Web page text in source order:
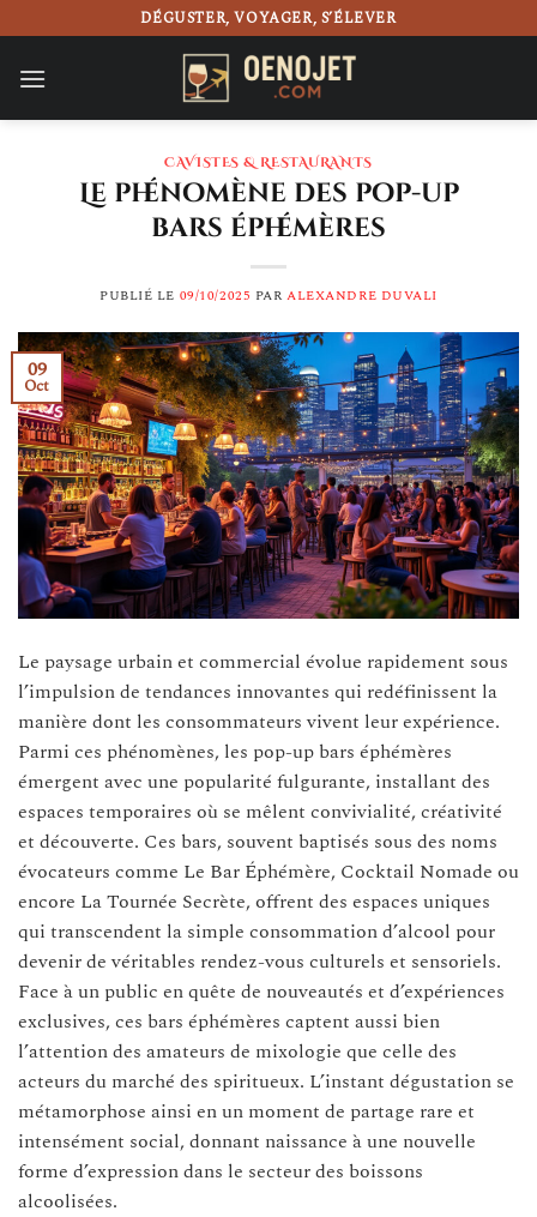
au
contenu
DÉGUSTER, VOYAGER, S’ÉLEVER
CAVISTES & RESTAURANTS
Le phénomène des pop-up
bars éphémères
PUBLIÉ LE 09/10/2025 PARALEXANDRE DUVALI
09
Oct
Le paysage urbain et commercial évolue rapidement sous
l’impulsion de tendances innovantes qui redéfinissent la
manière dont les consommateurs vivent leur expérience.
Parmi ces phénomènes, les pop-up bars éphémères
émergent avec une popularité fulgurante, installant des
espaces temporaires où se mêlent convivialité, créativité
et découverte. Ces bars, souvent baptisés sous des noms
évocateurs comme Le Bar Éphémère, Cocktail Nomade ou
encore La Tournée Secrète, offrent des espaces uniques
qui transcendent la simple consommation d’alcool pour
devenir de véritables rendez-vous culturels et sensoriels.
Face à un public en quête de nouveautés et d’expériences
exclusives, ces bars éphémères captent aussi bien
l’attention des amateurs de mixologie que celle des
acteurs du marché des spiritueux. L’instant dégustation se
métamorphose ainsi en un moment de partage rare et
intensément social, donnant naissance à une nouvelle
forme d’expression dans le secteur des boissons
alcoolisées.